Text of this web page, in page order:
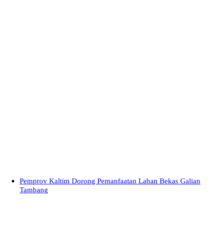
Pemprov Kaltim Dorong Pemanfaatan Lahan Bekas Galian
Tambang